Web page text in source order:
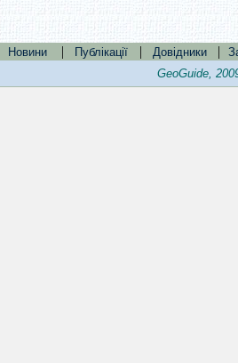
Новини | Публікації | Довідники |
GeoGuide,